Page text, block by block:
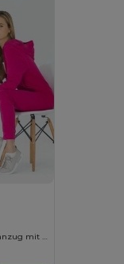
Gemütlicher Unisex-Schlafanzug mit Kapuze